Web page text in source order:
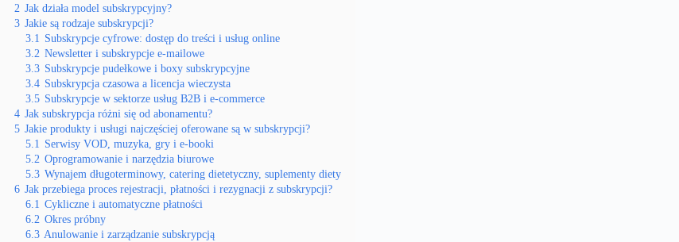
2 Jak działa model subskrypcyjny?
3 Jakie są rodzaje subskrypcji?
3.1 Subskrypcje cyfrowe: dostęp do treści i usług online
3.2 Newsletter i subskrypcje e-mailowe
3.3 Subskrypcje pudełkowe i boxy subskrypcyjne
3.4 Subskrypcja czasowa a licencja wieczysta
3.5 Subskrypcje w sektorze usług B2B i e-commerce
4 Jak subskrypcja różni się od abonamentu?
5 Jakie produkty i usługi najczęściej oferowane są w subskrypcji?
5.1 Serwisy VOD, muzyka, gry i e-booki
5.2 Oprogramowanie i narzędzia biurowe
5.3 Wynajem długoterminowy, catering dietetyczny, suplementy diety
6 Jak przebiega proces rejestracji, płatności i rezygnacji z subskrypcji?
6.1 Cykliczne i automatyczne płatności
6.2 Okres próbny
6.3 Anulowanie i zarządzanie subskrypcją